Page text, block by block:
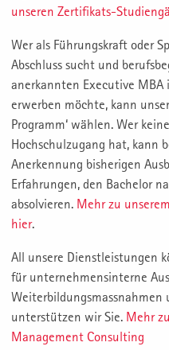
unseren Zertifikats-
Wer als Führungskraft oder
Abschluss sucht und
anerkannten Executive
erwerben möchte, kann
Programm‘ wählen. Wer
Hochschulzugang hat, kann
Anerkennung bisherigen
Erfahrungen, den Bachelor
absolvieren. Mehr zu
hier.
All unsere Dienstleistungen
für unternehmensinterne
Weiterbildungsmassnahmen
unterstützen wir Sie. Mehr
Management Consulting